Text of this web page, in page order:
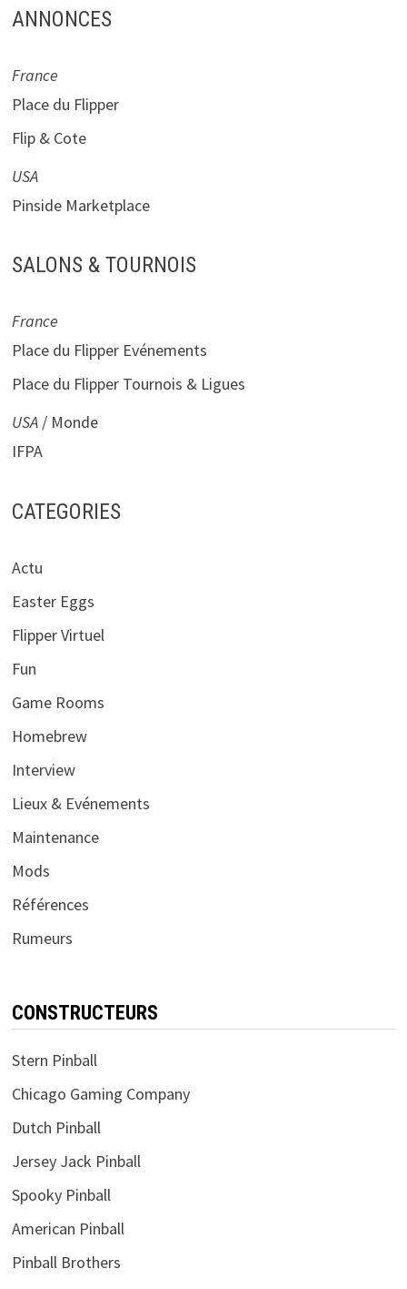
ANNONCES
France
Place du Flipper
Flip & Cote
USA
Pinside Marketplace
SALONS & TOURNOIS
France
Place du Flipper Evénements
Place du Flipper Tournois & Ligues
USA/ Monde
IFPA
CATEGORIES
Actu
Easter Eggs
Flipper Virtuel
Fun
Game Rooms
Homebrew
Interview
Lieux & Evénements
Maintenance
Mods
Références
Rumeurs
CONSTRUCTEURS
Stern Pinball
Chicago Gaming Company
Dutch Pinball
Jersey Jack Pinball
Spooky Pinball
American Pinball
Pinball Brothers